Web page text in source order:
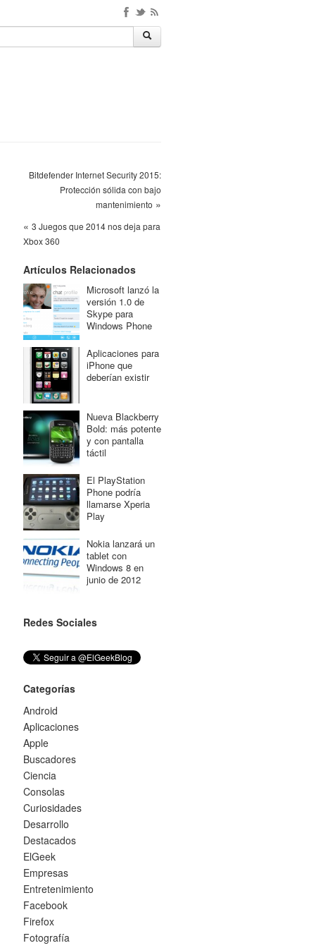
Bitdefender Internet Security 2015:
Protección sólida con bajo
mantenimiento »
« 3 Juegos que 2014 nos deja para
Xbox 360
Artículos Relacionados
Microsoft lanzó la
versión 1.0 de
Skype para
Windows Phone
Aplicaciones para
iPhone que
deberían existir
Nueva Blackberry
Bold: más potente
y con pantalla
táctil
El PlayStation
Phone podría
llamarse Xperia
Play
Nokia lanzará un
tablet con
Windows 8 en
junio de 2012
Redes Sociales
Categorías
Android
Aplicaciones
Apple
Buscadores
Ciencia
Consolas
Curiosidades
Desarrollo
Destacados
ElGeek
Empresas
Entretenimiento
Facebook
Firefox
Fotografía